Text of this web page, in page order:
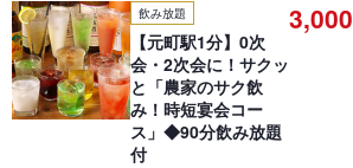
飲み放題
【元町駅1分】0次
会・2次会に！サクッ
と「農家のサク飲
み！時短宴会コー
ス」◆90分飲み放題
付
3,000